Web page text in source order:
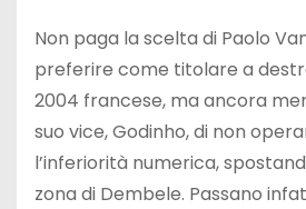
Non paga la scelta di Paolo
preferire come titolare a
2004 francese, ma ancora
suo vice, Godinho, di non
l’inferiorità numerica,
zona di Dembele. Passano